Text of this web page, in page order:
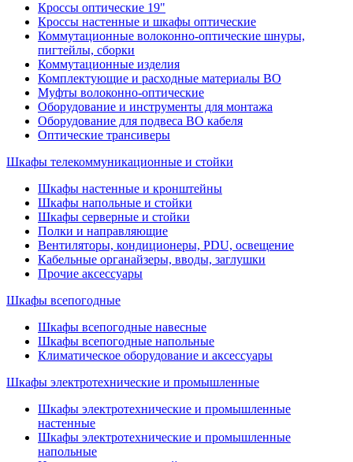
Кроссы оптические 19"
Кроссы настенные и шкафы оптические
Коммутационные волоконно-оптические шнуры,
пигтейлы, сборки
Коммутационные изделия
Комплектующие и расходные материалы ВО
Муфты волоконно-оптические
Оборудование и инструменты для монтажа
Оборудование для подвеса ВО кабеля
Оптические трансиверы
Шкафы телекоммуникационные и стойки
Шкафы настенные и кронштейны
Шкафы напольные и стойки
Шкафы серверные и стойки
Полки и направляющие
Вентиляторы, кондиционеры, PDU, освещение
Кабельные органайзеры, вводы, заглушки
Прочие аксеcсуары
Шкафы всепогодные
Шкафы всепогодные навесные
Шкафы всепогодные напольные
Климатическое оборудование и аксессуары
Шкафы электротехнические и промышленные
Шкафы электротехнические и промышленные
настенные
Шкафы электротехнические и промышленные
напольные